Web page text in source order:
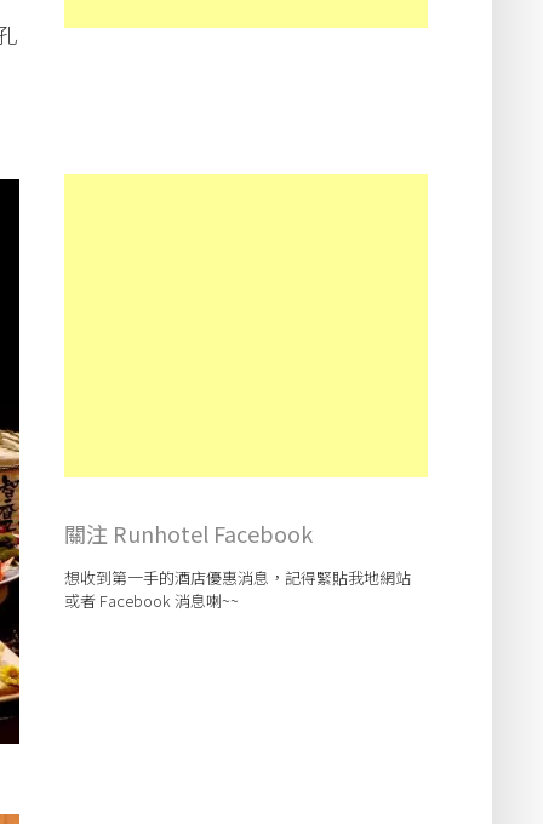
關注 Runhotel Facebook
想收到第一手的酒店優惠消息，記得緊貼我地網站
或者 Facebook 消息喇~~